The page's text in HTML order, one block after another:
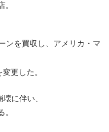
。
ンを買収し、アメリカ・マ
更した。
に伴い、
。